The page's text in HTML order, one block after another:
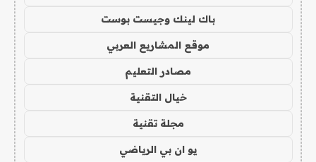
باك لينك وجيست بوست
موقع المشاريع العربي
مصادر التعليم
خيال التقنية
مجلة تقنية
يو ان بي الرياضي